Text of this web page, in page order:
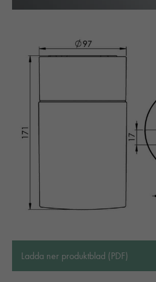
Ladda ner produktblad (PDF)